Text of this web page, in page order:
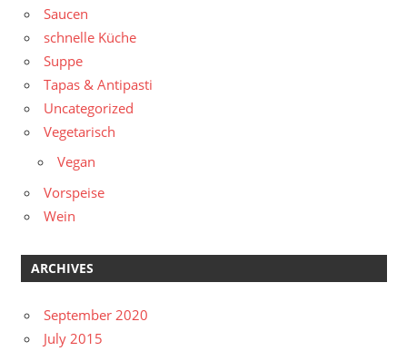
Saucen
schnelle Küche
Suppe
Tapas & Antipasti
Uncategorized
Vegetarisch
Vegan
Vorspeise
Wein
ARCHIVES
September 2020
July 2015